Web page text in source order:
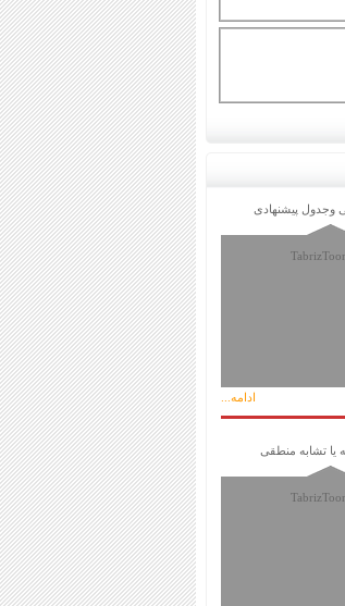
وجدول پيشنهادی
ادامه...
یا تشابه منطقی